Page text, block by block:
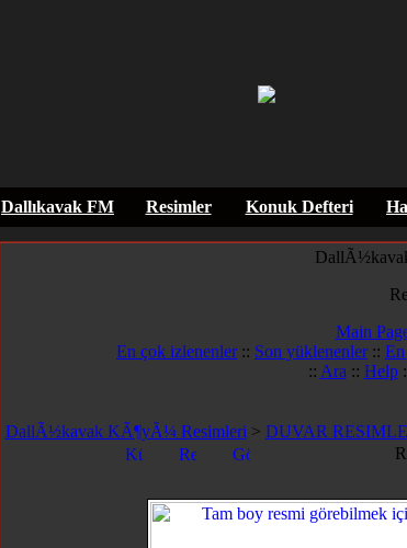
Dallıkavak FM Resimler Konuk Defteri
Main
En çok izlenenler:: Son yüklenenler::
:: Ara :: Help
DallÃ½kavak KÃ¶yÃ¼ Resimleri > DUVAR